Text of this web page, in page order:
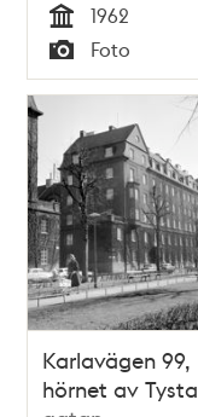
Tid
1962
Typ
Foto
Karlavägen 99,
hörnet av Tysta